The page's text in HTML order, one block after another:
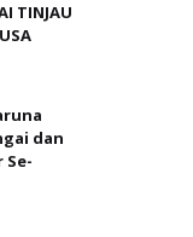
TINJAU
dan